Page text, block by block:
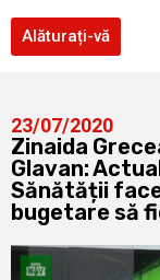
Alăturați-vă
23/07/2020
Zinaida
Glavan:
Sănătății
bugetare să